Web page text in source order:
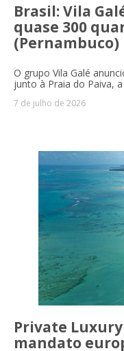
Brasil: Vila
quase 300
(Pernambuco)
O grupo Vila Galé
junto à Praia do Paiva,
7 de julho de 2026
Private
mandato